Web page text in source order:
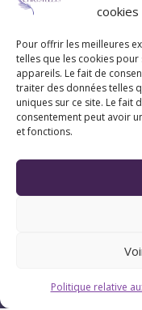
cookies
Pour offrir les meilleures
telles que les cookies
appareils. Le fait de
traiter des données telles
uniques sur ce site. Le fait
consentement peut avoir
et fonctions.
Politique relative